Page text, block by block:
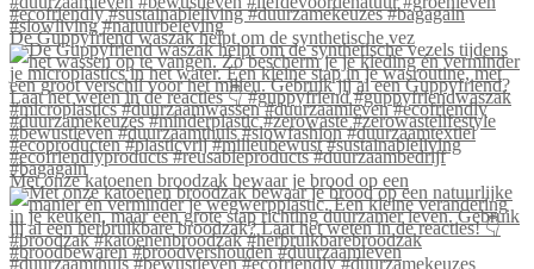
De Guppyfriend waszak helpt om de synthetische vez
Met onze katoenen broodzak bewaar je brood op een